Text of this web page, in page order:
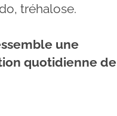
tréhalose.
une
quotidienne